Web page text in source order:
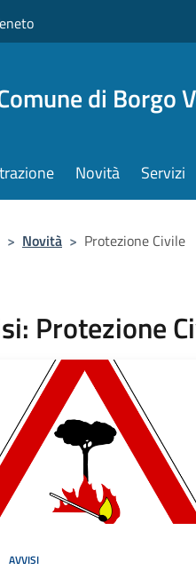
di Borgo
Novità Servizi
> Novità > Protezione Civile
Protezione
AVVISI